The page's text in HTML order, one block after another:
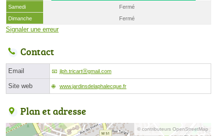
Samedi
Fermé
Dimanche
Fermé
Signaler une erreur
Contact
Email jlph.tricartⓐgmail.com
Site web www.jardinsdelaphalecque.fr
Plan et adresse
© contributeurs OpenStreetMap